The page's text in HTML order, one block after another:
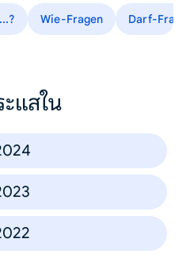
Wie-Fragen Darf-
แสใน